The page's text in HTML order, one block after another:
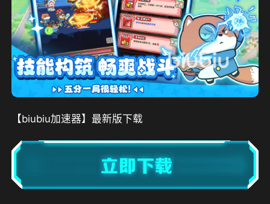
【biubiu加速器】最新版下载